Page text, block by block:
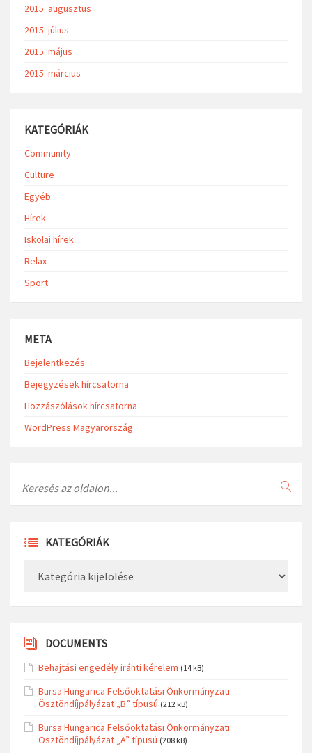
2015. augusztus
2015. július
2015. május
2015. március
KATEGÓRIÁK
Community
Culture
Egyéb
Hírek
Iskolai hírek
Relax
Sport
META
Bejelentkezés
Bejegyzések hírcsatorna
Hozzászólások hírcsatorna
WordPress Magyarország
KATEGÓRIÁK
DOCUMENTS
Behajtási engedély iránti kérelem (14 kB)
Bursa Hungarica Felsőoktatási Önkormányzati
Ösztöndíjpályázat „B” típusú (212 kB)
Bursa Hungarica Felsőoktatási Önkormányzati
Ösztöndíjpályázat „A” típusú (208 kB)